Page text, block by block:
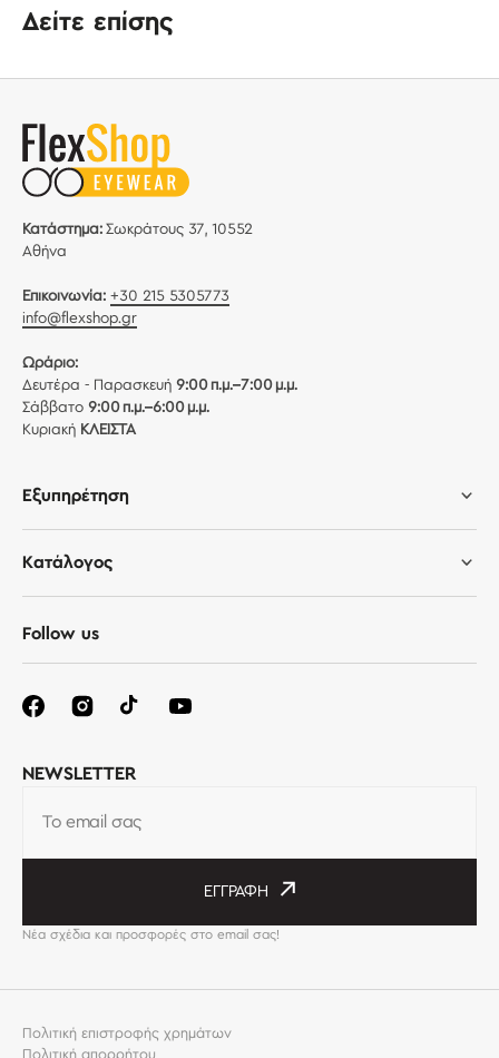
Δείτε επίσης
Κατάστημα:Σωκράτους 37, 10552
Αθήνα
Επικοινωνία: +30 215 5305773
info@flexshop.gr
Ωράριο:
Δευτέρα - Παρασκευή 9:00 π.μ.–7:00 μ.μ.
Σάββατο 9:00 π.μ.–6:00 μ.μ.
Κυριακή ΚΛΕΙΣΤΑ
Εξυπηρέτηση
Κατάλογος
NEWSLETTER
Το email σας
ΕΓΓΡΑΦΉ
Νέα σχέδια και προσφορές στο email σας!
Follow us
Πολιτική επιστροφής χρημάτων
Πολιτική απορρήτου